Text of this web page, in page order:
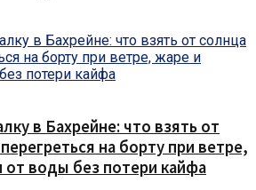
в Бахрейне: что взять от
на борту при ветре,
воды без потери кайфа